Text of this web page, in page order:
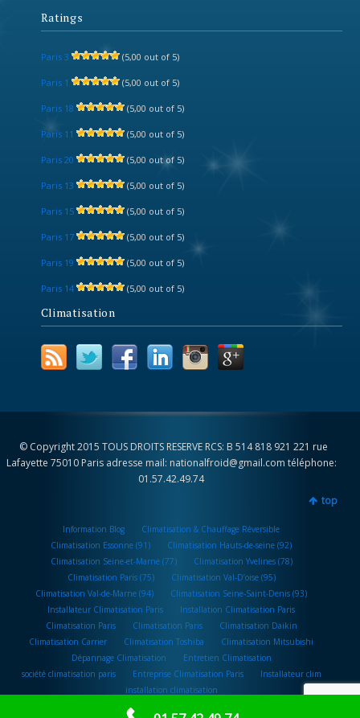
Ratings
Paris 3 (5,00 out of 5)
Paris 1 (5,00 out of 5)
Paris 18 (5,00 out of 5)
Paris 11 (5,00 out of 5)
Paris 20 (5,00 out of 5)
Paris 13 (5,00 out of 5)
Paris 15 (5,00 out of 5)
Paris 17 (5,00 out of 5)
Paris 19 (5,00 out of 5)
Paris 14 (5,00 out of 5)
Climatisation
© Copyright 2015 TOUS DROITS RESERVE RCS: B 514 818 921 221 rue
Lafayette 75010 Paris adresse mail: nationalfroid@gmail.com téléphone:
01.57.42.49.74
top
Information Blog
Climatisation & Chauffage Réversible
Climatisation Essonne (91)
Climatisation Hauts-de-seine (92)
Climatisation Seine-et-Marne (77)
Climatisation Yvelines (78)
Climatisation Paris (75)
Climatisation Val-D’oise (95)
Climatisation Val-de-Marne (94)
Climatisation Seine-Saint-Denis (93)
Installateur Climatisation Paris
Installation Climatisation Paris
Climatisation Paris
Climatisation Paris
Climatisation Daikin
Climatisation Carrier
Climatisation Toshiba
Climatisation Mitsubishi
Dépannage Climatisation
Entretien Climatisation
société climatisation paris
Entreprise Climatisation Paris
Installateur clim
installation climatisation